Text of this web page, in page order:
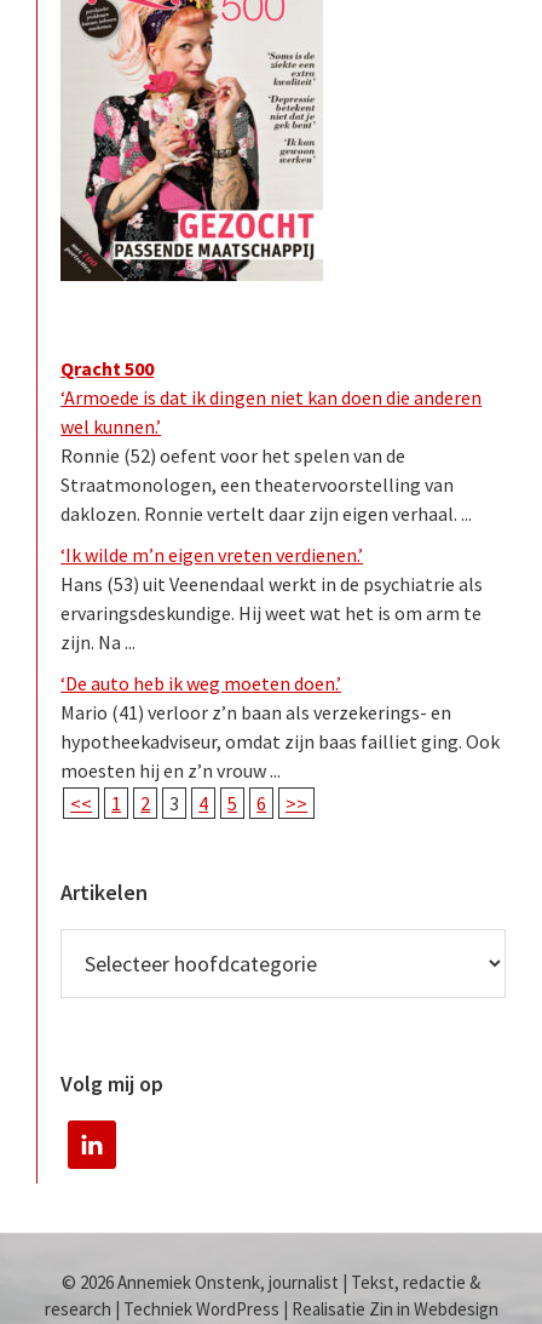
Qracht 500
‘Armoede is dat ik dingen niet kan doen die anderen
wel kunnen.’
Ronnie (52) oefent voor het spelen van de
Straatmonologen, een theatervoorstelling van
daklozen. Ronnie vertelt daar zijn eigen verhaal. ...
‘Ik wilde m’n eigen vreten verdienen.’
Hans (53) uit Veenendaal werkt in de psychiatrie als
ervaringsdeskundige. Hij weet wat het is om arm te
zijn. Na ...
‘De auto heb ik weg moeten doen.’
Mario (41) verloor z’n baan als verzekerings- en
hypotheekadviseur, omdat zijn baas failliet ging. Ook
moesten hij en z’n vrouw ...
<<
1 2 3 4 5 6 >>
Artikelen
Volg mij op
© 2026 Annemiek Onstenk, journalist | Tekst, redactie &
research | Techniek WordPress | Realisatie Zin in Webdesign